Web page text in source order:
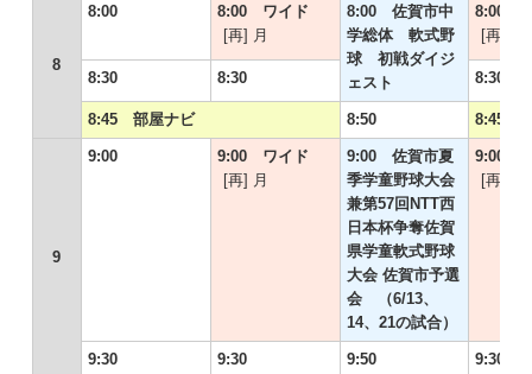
8
8:00
8:00 ワイド
[再] 月
8:00 佐賀市中
学総体 軟式野
球 初戦ダイジ
ェスト
8:00
[再] 水
8:30 8:30 8:30
8:45 部屋ナビ 8:50 8:45
9
9:00
9:00 ワイド
[再] 月
9:00 佐賀市夏
季学童野球大会
兼第57回NTT西
日本杯争奪佐賀
県学童軟式野球
大会 佐賀市予選
会 （6/13、
14、21の試合）
9:00
[再] 水
9:30 9:30 9:50 9:30